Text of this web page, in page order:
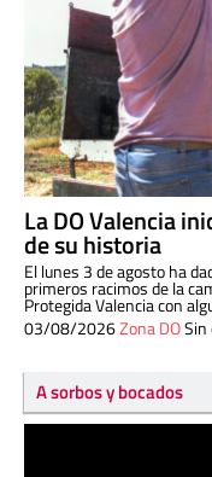
La DO Valencia
de su historia
El lunes 3 de agosto ha
primeros racimos de la
Protegida Valencia con
03/08/2026Zona DOSin
A sorbos y bocados